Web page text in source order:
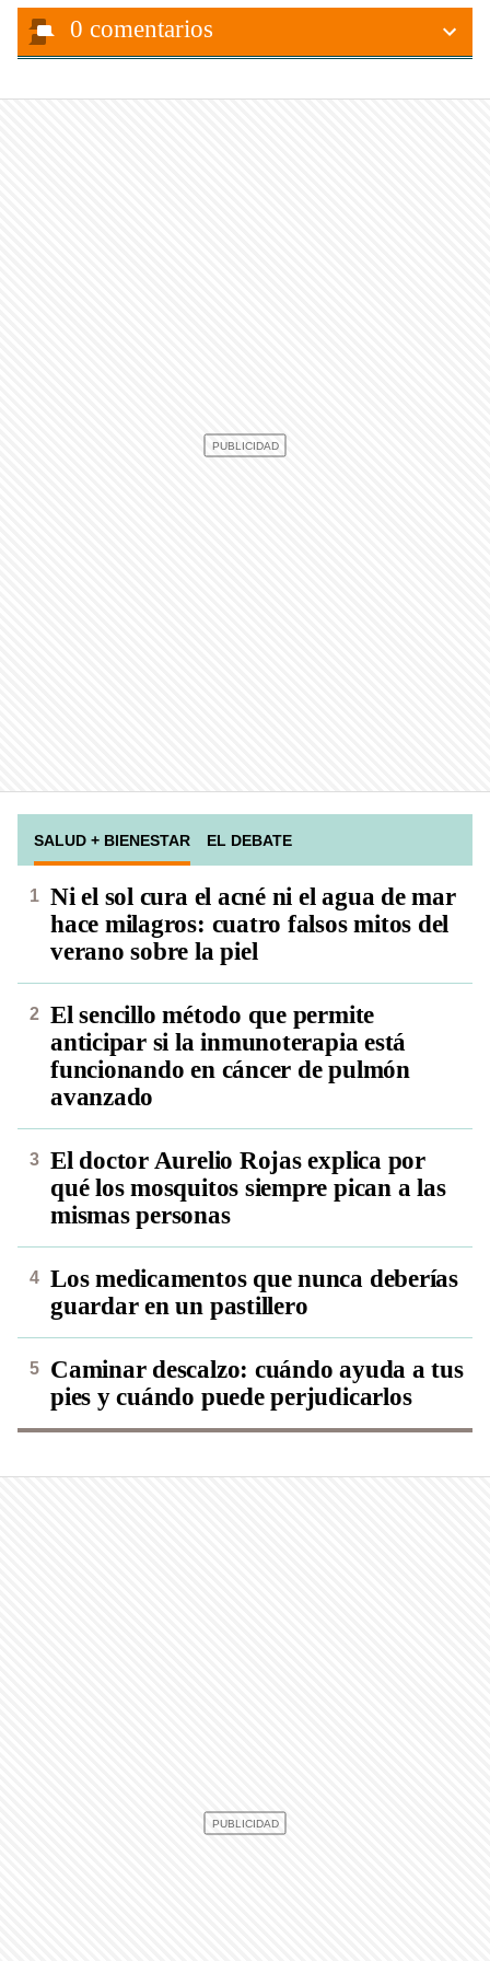
0 comentarios
SALUD + BIENESTAR EL DEBATE
Ni el sol cura el acné ni el agua de mar
hace milagros: cuatro falsos mitos del
verano sobre la piel
El sencillo método que permite
anticipar si la inmunoterapia está
funcionando en cáncer de pulmón
avanzado
El doctor Aurelio Rojas explica por
qué los mosquitos siempre pican a las
mismas personas
Los medicamentos que nunca deberías
guardar en un pastillero
Caminar descalzo: cuándo ayuda a tus
pies y cuándo puede perjudicarlos